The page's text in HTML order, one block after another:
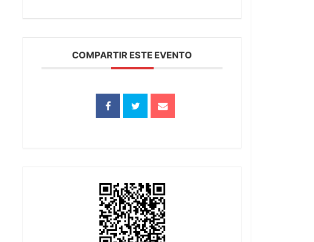
COMPARTIR ESTE EVENTO